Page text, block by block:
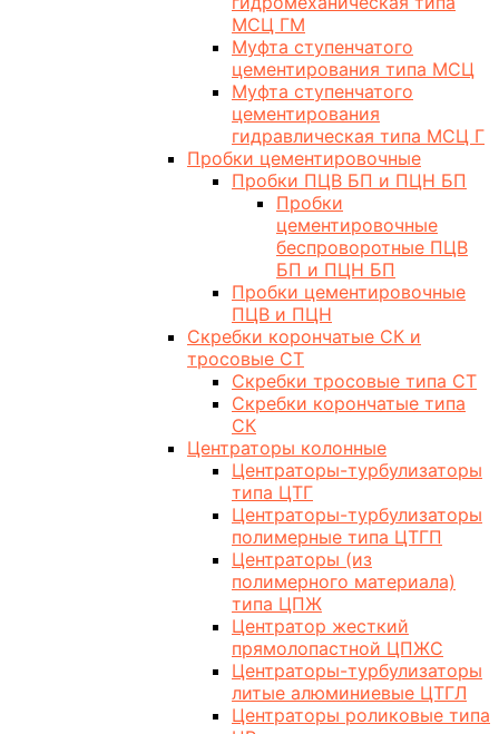
МСЦ ГМ
Муфта ступенчатого
цементирования типа МСЦ
Муфта ступенчатого
цементирования
гидравлическая типа МСЦ Г
Пробки цементировочные
Пробки ПЦВ БП и ПЦН БП
Пробки
цементировочные
беспроворотные ПЦВ
БП и ПЦН БП
Пробки цементировочные
ПЦВ и ПЦН
Скребки корончатые СК и
тросовые СТ
Скребки тросовые типа СТ
Скребки корончатые типа
СК
Центраторы колонные
Центраторы-турбулизаторы
типа ЦТГ
Центраторы-турбулизаторы
полимерные типа ЦТГП
Центраторы (из
полимерного материала)
типа ЦПЖ
Центратор жесткий
прямолопастной ЦПЖС
Центраторы-турбулизаторы
литые алюминиевые ЦТГЛ
Центраторы роликовые типа